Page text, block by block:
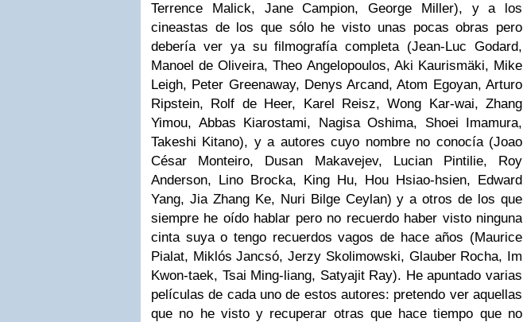
Terrence Malick, Jane Campion, George Miller), y a los
cineastas de los que sólo he visto unas pocas obras pero
debería ver ya su filmografía completa (Jean-Luc Godard,
Manoel de Oliveira, Theo Angelopoulos, Aki Kaurismäki, Mike
Leigh, Peter Greenaway, Denys Arcand, Atom Egoyan, Arturo
Ripstein, Rolf de Heer, Karel Reisz, Wong Kar-wai, Zhang
Yimou, Abbas Kiarostami, Nagisa Oshima, Shoei Imamura,
Takeshi Kitano), y a autores cuyo nombre no conocía (Joao
César Monteiro, Dusan Makavejev, Lucian Pintilie, Roy
Anderson, Lino Brocka, King Hu, Hou Hsiao-hsien, Edward
Yang, Jia Zhang Ke, Nuri Bilge Ceylan) y a otros de los que
siempre he oído hablar pero no recuerdo haber visto ninguna
cinta suya o tengo recuerdos vagos de hace años (Maurice
Pialat, Miklós Jancsó, Jerzy Skolimowski, Glauber Rocha, Im
Kwon-taek, Tsai Ming-liang, Satyajit Ray). He apuntado varias
películas de cada uno de estos autores: pretendo ver aquellas
que no he visto y recuperar otras que hace tiempo que no